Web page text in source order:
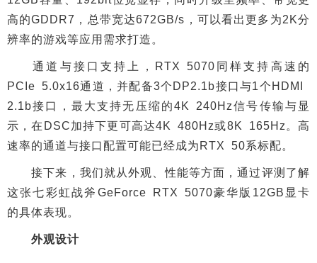
高的GDDR7，总带宽达672GB/s，可以看出更多为2K分
辨率的游戏等应用需求打造。
通道与接口支持上，RTX 5070同样支持高速的
PCIe 5.0x16通道，并配备3个DP2.1b接口与1个HDMI
2.1b接口，最大支持无压缩的4K 240Hz信号传输与显
示，在DSC加持下更可高达4K 480Hz或8K 165Hz。高
速率的通道与接口配置可能已经成为RTX 50系标配。
接下来，我们就从外观、性能等方面，通过评测了解
这张七彩虹战斧GeForce RTX 5070豪华版12GB显卡
的具体表现。
外观设计